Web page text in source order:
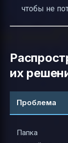
чтобы не
их
Проблема
Папка